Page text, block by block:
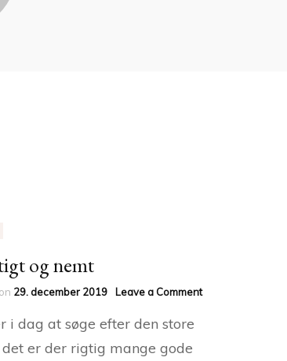
og nemt
29. december 2019 Leave a Commenton
dag at søge efter den store
er der rigtig mange gode